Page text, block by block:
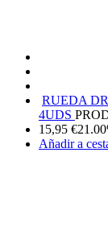
RUEDA
4UDS
15,95 €
Añadir a